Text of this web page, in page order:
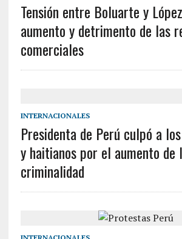
Tensión entre Boluarte y
aumento y detrimento de las
comerciales
INTERNACIONALES
Presidenta de Perú culpó a
y haitianos por el aumento de
criminalidad